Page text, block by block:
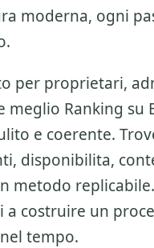
moderna, ogni
per proprietari,
meglio Ranking su
e coerente.
disponibilita,
metodo
costruire un
tempo.